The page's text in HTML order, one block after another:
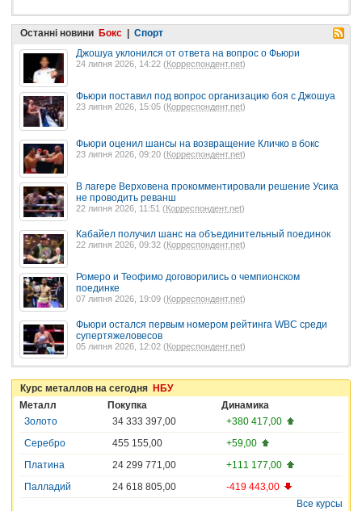
Останні новини Бокс | Спорт
Джошуа уклонился от ответа на вопрос о Фьюри
24 липня 2026, 14:22 (Корреспондент.net)
Фьюри поставил под вопрос организацию боя с Джошуа
23 липня 2026, 15:05 ( Корреспондент.net)
Фьюри оценил шансы на возвращение Кличко в бокс
23 липня 2026, 09:20 (Корреспондент.net)
В лагере Верховена прокомментировали решение Усика
не проводить реванш
22 липня 2026, 11:51 ( Корреспондент.net)
Кабайел получил шанс на объединительный поединок
22 липня 2026, 09:32 (Корреспондент.net)
Ромеро и Теофимо договорились о чемпионском
поединке
07 липня 2026, 19:09 ( Корреспондент.net)
Фьюри остался первым номером рейтинга WBC среди
супертяжеловесов
05 липня 2026, 12:02 (Корреспондент.net)
Курс металлов на сегодня НБУ
Металл
Покупка
Динамика
Золото
34 333 397,00
+380 417,00
Серебро
455 155,00
+59,00
Платина
24 299 771,00
+111 177,00
Палладий
24 618 805,00
-419 443,00
Все курсы